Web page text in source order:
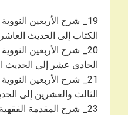
الكتاب إلى الحديث العاشر
الحادي عشر إلى الحديث
الثالث والعشرين إلى
23_ شرح المقدمة